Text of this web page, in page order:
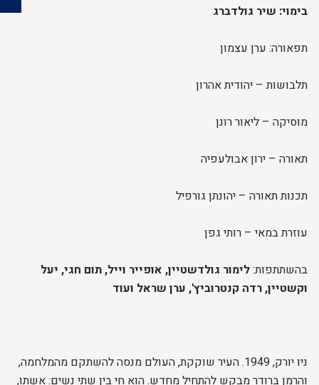
בימוי: שיר גולדברג
תפאורה: ערן עצמון
תלבושות – יהודית אהרון
מוסיקה – ליאור רונן
תאורה – ירון אבולעפיה
תכנות תאורה – יהונתן גורפיל
עוזרת במאי – רותי גפן
בהשתתפות:לימור גולדשטיין, אופייר וייל, תום חגי, יעל
וקשטיין, רדה קנטרוביץ', ערן שראל ועוד
ניו יורק, 1949. העיר שוקקת, העולם מנסה להשתקם מהמלחמה,
והרמן ברודר מבקש להתחיל מחדש. הוא חי בין שתי נשים: אשתו,